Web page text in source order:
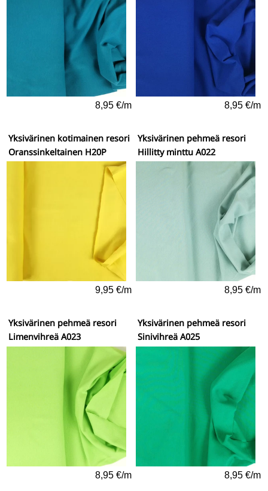
8,95 €/m 8,95 €/m
Yksivärinen kotimainen resori
Oranssinkeltainen H20P
9,95 €/m
Yksivärinen pehmeä resori
Hillitty minttu A022
8,95 €/m
Yksivärinen pehmeä resori
Limenvihreä A023
8,95 €/m
Yksivärinen pehmeä resori
Sinivihreä A025
8,95 €/m